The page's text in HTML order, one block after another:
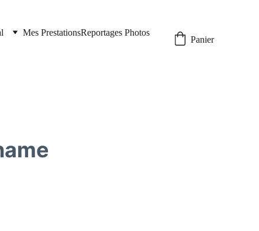
Mes PrestationsReportages Photos
Panier